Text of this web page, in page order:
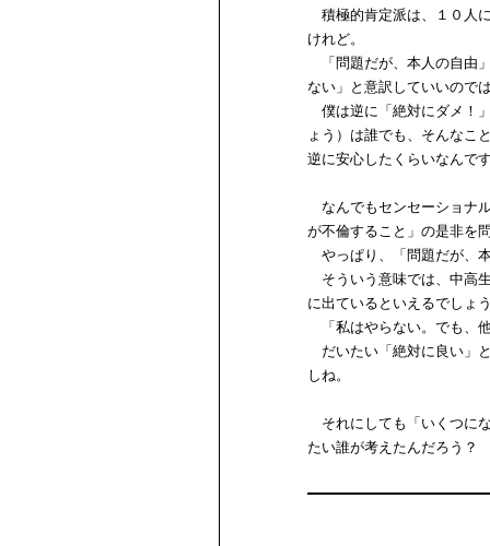
積極的肯定派は、１０人
けれど。
「問題だが、本人の自由
ない」と意訳していいので
僕は逆に「絶対にダメ！
ょう）は誰でも、そんなこ
逆に安心したくらいなんで
なんでもセンセーショナ
が不倫すること」の是非を
やっぱり、「問題だが、
そういう意味では、中高
に出ているといえるでしょ
「私はやらない。でも、
だいたい「絶対に良い」
しね。
それにしても「いくつに
たい誰が考えたんだろう？